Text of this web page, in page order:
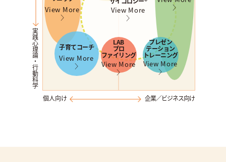
View More
View More
子育てコーチ
View More
LAB
プロ
ファイリング
View More
プレゼン
テーション
トレーニング
View More
実践心理論・行動科学
個人向け 企業／ビジネス向け